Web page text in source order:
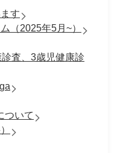
す
（2025年5月~）
査、3歳児健康診
ついて